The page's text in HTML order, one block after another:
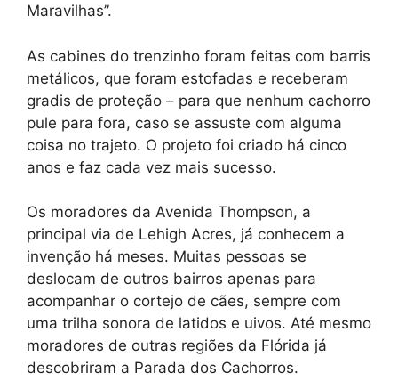
Maravilhas”.
As cabines do trenzinho foram feitas com barris
metálicos, que foram estofadas e receberam
gradis de proteção – para que nenhum cachorro
pule para fora, caso se assuste com alguma
coisa no trajeto. O projeto foi criado há cinco
anos e faz cada vez mais sucesso.
Os moradores da Avenida Thompson, a
principal via de Lehigh Acres, já conhecem a
invenção há meses. Muitas pessoas se
deslocam de outros bairros apenas para
acompanhar o cortejo de cães, sempre com
uma trilha sonora de latidos e uivos. Até mesmo
moradores de outras regiões da Flórida já
descobriram a Parada dos Cachorros.